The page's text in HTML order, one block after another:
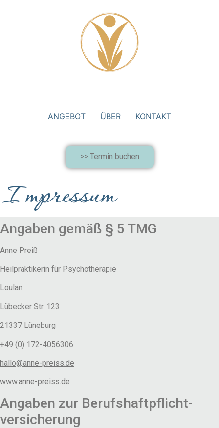
ANGEBOT ÜBER KONTAKT
>> Termin buchen
Impressum
Angaben gemäß § 5 TMG
Anne Preiß
Heilpraktikerin für Psychotherapie
Loulan
Lübecker Str. 123
21337 Lüneburg
+49 (0) 172-4056306
hallo@anne-preiss.de
www.anne-preiss.de
Angaben zur Berufs­haftpflicht­
versicherung